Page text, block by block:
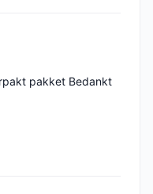
pakket Bedankt